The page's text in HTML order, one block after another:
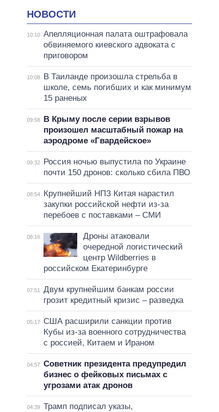
НОВОСТИ
10:10 Апелляционная палата оштрафовала
обвиняемого киевского адвоката с
приговором
10:08
В Таиланде произошла стрельба в
школе, семь погибших и как минимум
15 раненых
09:58
В Крыму после серии взрывов
произошел масштабный пожар на
аэродроме «Гвардейское»
09:32
Россия ночью выпустила по Украине
почти 150 дронов: сколько сбила ПВО
08:54
Крупнейший НПЗ Китая нарастил
закупки российской нефти из-за
перебоев с поставками – СМИ
08:16
Дроны атаковали
очередной логистический
центр Wildberries в
российском Екатеринбурге
07:51
Двум крупнейшим банкам россии
грозит кредитный кризис – разведка
05:17
США расширили санкции против
Кубы из-за военного сотрудничества
с россией, Китаем и Ираном
04:57 Советник президента предупредил
бизнес о фейковых письмах с
угрозами атак дронов
04:39 Трамп подписал указы,